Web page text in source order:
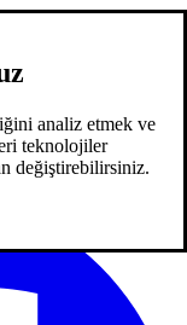
analiz etmek ve
teknolojiler
değiştirebilirsiniz.
2
kariyer2 blog